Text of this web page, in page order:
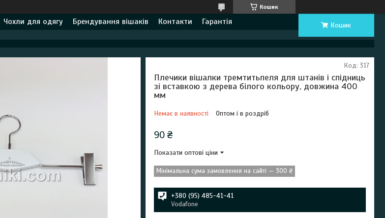
Кошик
Чохли для одягу Брендування вішаків Контакти Гарантія Кошик
Плечики вішалки тремтитьпеля для штанів і спідниць
зі вставкою з дерева білого кольору, довжина 400
мм
Немає в наявності Оптом і в роздріб
Код: 317
90 ₴
Показати оптові ціни
Мінімальна сума замовлення на сайті — 300 ₴
+380 (95) 485-41-41
Vodafone